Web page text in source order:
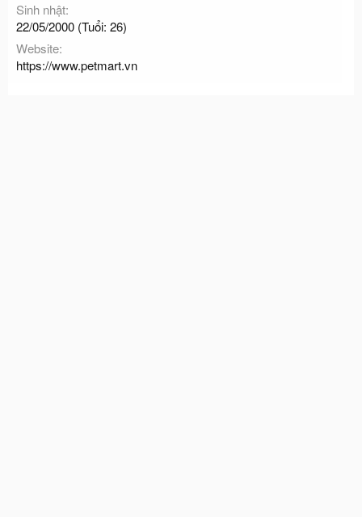
Sinh nhật
22/05/2000 (Tuổi: 26)
Website
https://www.petmart.vn